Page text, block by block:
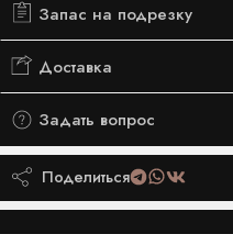
Запас на подрезку
Доставка
Задать вопрос
Поделиться